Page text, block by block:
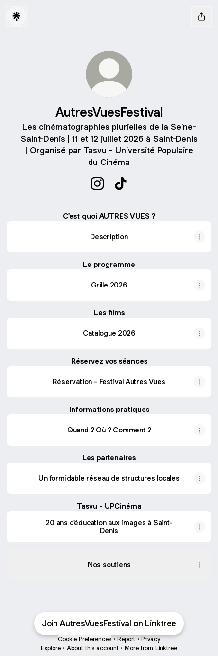
AutresVuesFestival
Les cinématographies plurielles de la Seine-
Saint-Denis | 11 et 12 juillet 2026 à Saint-Denis
| Organisé par Tasvu - Université Populaire
du Cinéma
C'est quoi AUTRES VUES ?
Description
Le programme
Grille 2026
Les films
Catalogue 2026
Réservez vos séances
Réservation - Festival Autres Vues
Informations pratiques
Quand ? Où ? Comment ?
Les partenaires
Un formidable réseau de structures locales
Tasvu - UPCinéma
20 ans d'éducation aux images à Saint-
Denis
Nos soutiens
Join AutresVuesFestival on Linktree
Cookie Preferences • Report • Privacy
Explore • About this account • More from Linktree